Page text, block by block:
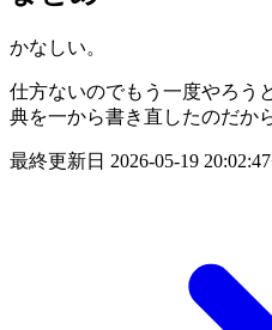
かなしい。
仕方ないのでもう一度やろう
典を一から書き直したのだから
最終更新日 2026-05-19